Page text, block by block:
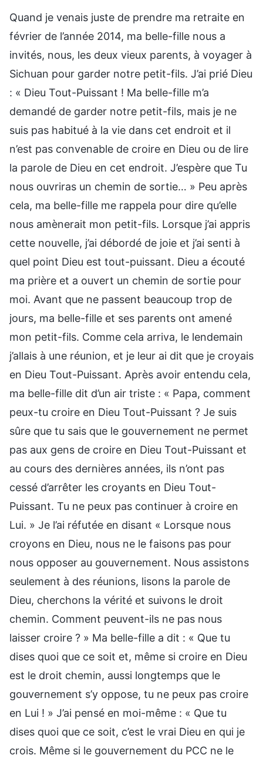
Quand je venais juste de prendre ma retraite en
février de l’année 2014, ma belle-fille nous a
invités, nous, les deux vieux parents, à voyager à
Sichuan pour garder notre petit-fils. J’ai prié Dieu
: « Dieu Tout-Puissant ! Ma belle-fille m’a
demandé de garder notre petit-fils, mais je ne
suis pas habitué à la vie dans cet endroit et il
n’est pas convenable de croire en Dieu ou de lire
la parole de Dieu en cet endroit. J’espère que Tu
nous ouvriras un chemin de sortie… » Peu après
cela, ma belle-fille me rappela pour dire qu’elle
nous amènerait mon petit-fils. Lorsque j’ai appris
cette nouvelle, j’ai débordé de joie et j’ai senti à
quel point Dieu est tout-puissant. Dieu a écouté
ma prière et a ouvert un chemin de sortie pour
moi. Avant que ne passent beaucoup trop de
jours, ma belle-fille et ses parents ont amené
mon petit-fils. Comme cela arriva, le lendemain
j’allais à une réunion, et je leur ai dit que je croyais
en Dieu Tout-Puissant. Après avoir entendu cela,
ma belle-fille dit d’un air triste : « Papa, comment
peux-tu croire en Dieu Tout-Puissant ? Je suis
sûre que tu sais que le gouvernement ne permet
pas aux gens de croire en Dieu Tout-Puissant et
au cours des dernières années, ils n’ont pas
cessé d’arrêter les croyants en Dieu Tout-
Puissant. Tu ne peux pas continuer à croire en
Lui. » Je l’ai réfutée en disant « Lorsque nous
croyons en Dieu, nous ne le faisons pas pour
nous opposer au gouvernement. Nous assistons
seulement à des réunions, lisons la parole de
Dieu, cherchons la vérité et suivons le droit
chemin. Comment peuvent-ils ne pas nous
laisser croire ? » Ma belle-fille a dit : « Que tu
dises quoi que ce soit et, même si croire en Dieu
est le droit chemin, aussi longtemps que le
gouvernement s’y oppose, tu ne peux pas croire
en Lui ! » J’ai pensé en moi-même : « Que tu
dises quoi que ce soit, c’est le vrai Dieu en qui je
crois. Même si le gouvernement du PCC ne le